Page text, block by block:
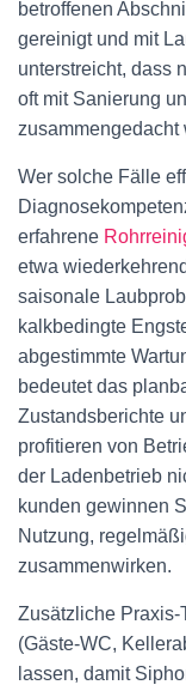
betroffenen
gereinigt und mit
unterstreicht, dass
oft mit Sanierung
zusammengedacht
Wer solche Fälle
erfahrene
etwa
saisonale
kalkbedingte
abgestimmte
bedeutet das
Zustandsberichte
profitieren von
der Ladenbetrieb
kunden gewinnen
Nutzung,
zusammenwirken.
Zusätzliche Praxis-
(Gäste-WC,
lassen, damit